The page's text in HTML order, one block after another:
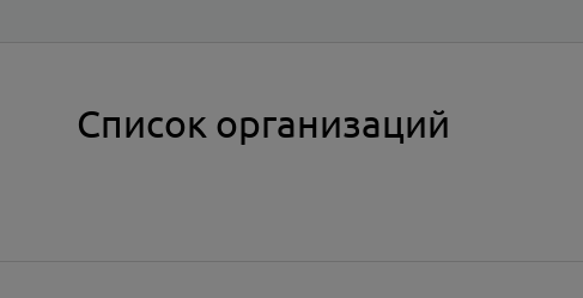
Список организаций